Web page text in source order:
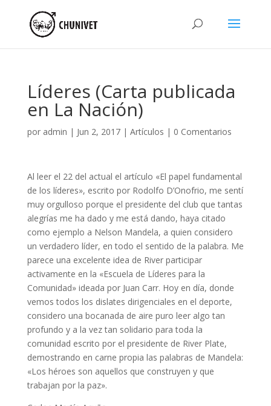
Líderes (Carta publicada
en La Nación)
por admin | Jun 2, 2017| Artículos | 0 Comentarios
Al leer el 22 del actual el artículo «El papel fundamental
de los líderes», escrito por Rodolfo D’Onofrio, me sentí
muy orgulloso porque el presidente del club que tantas
alegrías me ha dado y me está dando, haya citado
como ejemplo a Nelson Mandela, a quien considero
un verdadero líder, en todo el sentido de la palabra. Me
parece una excelente idea de River participar
activamente en la «Escuela de Líderes para la
Comunidad» ideada por Juan Carr. Hoy en día, donde
vemos todos los dislates dirigenciales en el deporte,
considero una bocanada de aire puro leer algo tan
profundo y a la vez tan solidario para toda la
comunidad escrito por el presidente de River Plate,
demostrando en carne propia las palabras de Mandela:
«Los héroes son aquellos que construyen y que
trabajan por la paz».